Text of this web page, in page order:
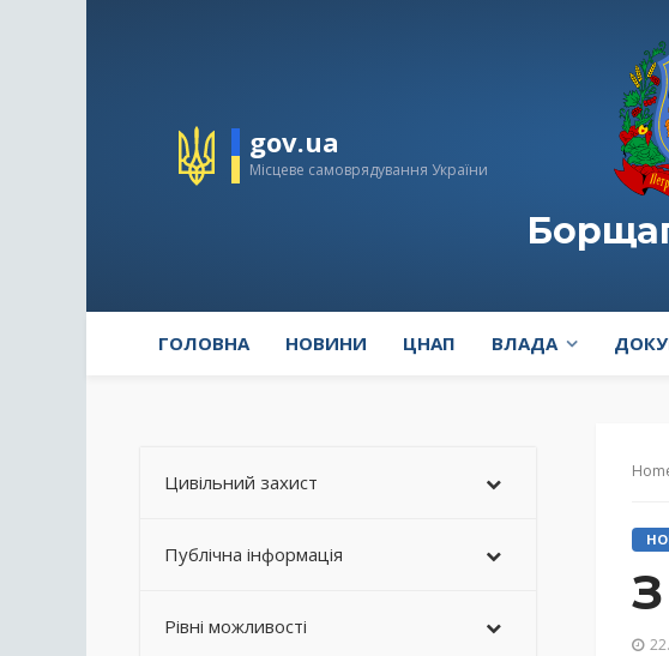
gov.ua
Місцеве самоврядування України
ГОЛОВНА НОВИНИ ЦНАП ВЛАДА
Цивільний захист
Публічна інформація
Рівні можливості